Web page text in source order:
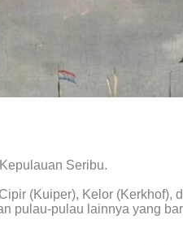
Seribu.
(Kuiper), Kelor (Kerkhof),
pulau-pulau lainnya yang